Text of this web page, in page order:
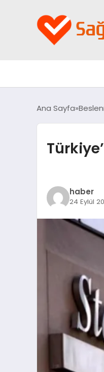
Ana Sayfa
haber
24 Eylül